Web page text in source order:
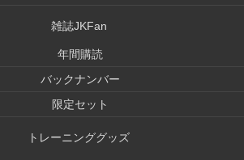
雑誌JKFan
年間購読
バックナンバー
限定セット
トレーニンググッズ